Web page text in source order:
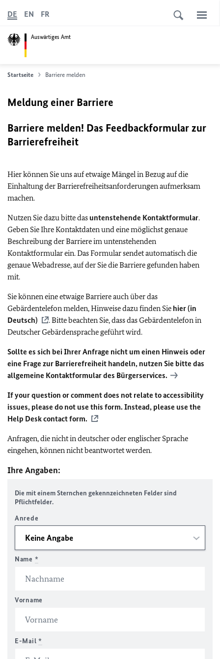
Auswärtiges Amt
DE EN FR
Startseite Barriere melden
Meldung einer Barriere
Barriere melden! Das Feedbackformular zur
Barrierefreiheit
Hier können Sie uns auf etwaige Mängel in Bezug auf die
Einhaltung der Barrierefreiheitsanforderungen aufmerksam
machen.
Nutzen Sie dazu bitte das untenstehende Kontaktformular.
Geben Sie Ihre Kontaktdaten und eine möglichst genaue
Beschreibung der Barriere im untenstehenden
Kontaktformular ein. Das Formular sendet automatisch die
genaue Webadresse, auf der Sie die Barriere gefunden haben
mit.
Sie können eine etwaige Barriere auch über das
Gebärdentelefon melden, Hinweise dazu finden Sie hier (in
Deutsch)
. Bitte beachten Sie, dass das Gebärdentelefon in
Deutscher Gebärdensprache geführt wird.
Sollte es sich bei Ihrer Anfrage nicht um einen Hinweis oder
eine Frage zur Barrierefreiheit handeln, nutzen Sie bitte das
allgemeine Kontaktformular des Bürgerservices.
If your question or comment does not relate to accessibility
issues, please do not use this form. Instead, please use the
Help Desk contact form.
Anfragen, die nicht in deutscher oder englischer Sprache
eingehen, können nicht beantwortet werden.
Ihre Angaben:
Die mit einem Sternchen gekennzeichneten Felder sind
Pflichtfelder.
Anrede
Name *
Vorname
E-Mail *